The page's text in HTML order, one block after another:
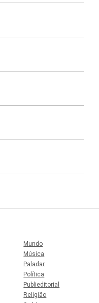
Mundo
Música
Paladar
Política
Publieditorial
Religião